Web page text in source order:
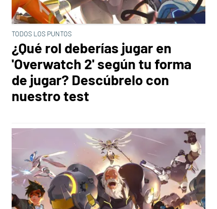
TODOS LOS PUNTOS
¿Qué rol deberías jugar en
'Overwatch 2' según tu forma
de jugar? Descúbrelo con
nuestro test